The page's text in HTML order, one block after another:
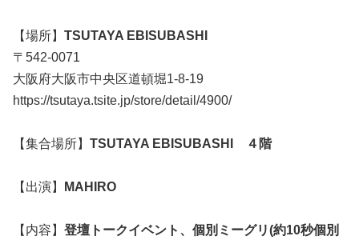
【場所】 TSUTAYA EBISUBASHI
〒542-0071
大阪府大阪市中央区道頓堀1-8-19
https://tsutaya.tsite.jp/store/detail/4900/
【集合場所】 TSUTAYA EBISUBASHI ４階
【出演】 MAHIRO
【内容】 登壇トークイベント、個別ミーグリ(約10秒個別